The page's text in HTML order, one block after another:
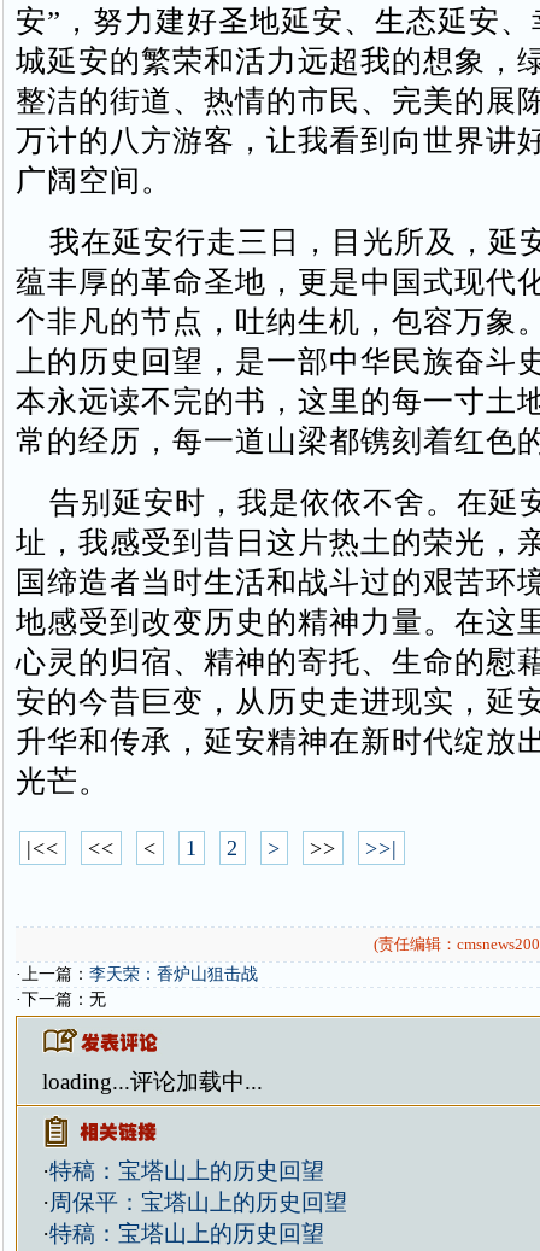
安”，努力建好圣地延安、生态延安
城延安的繁荣和活力远超我的想象，
整洁的街道、热情的市民、完美的展
万计的八方游客，让我看到向世界讲
广阔空间。
我在延安行走三日，目光所及，延
蕴丰厚的革命圣地，更是中国式现代
个非凡的节点，吐纳生机，包容万象
上的历史回望，是一部中华民族奋斗
本永远读不完的书，这里的每一寸土
常的经历，每一道山梁都镌刻着红色
告别延安时，我是依依不舍。在延
址，我感受到昔日这片热土的荣光，
国缔造者当时生活和战斗过的艰苦环
地感受到改变历史的精神力量。在这
心灵的归宿、精神的寄托、生命的慰
安的今昔巨变，从历史走进现实，延
升华和传承，延安精神在新时代绽放
光芒。
|<< << < 1 2 > >> >>|
(责任编辑：
·上一篇： 李天荣：香炉山狙击战
·下一篇：无
loading...评论加载中...
·特稿：宝塔山上的历史回望
·周保平：宝塔山上的历史回望
·特稿：宝塔山上的历史回望